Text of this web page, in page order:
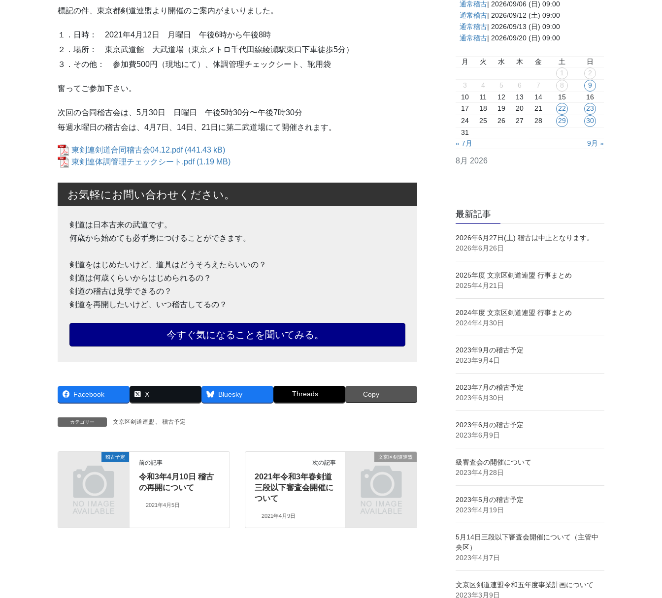
標記の件、東京都剣道連盟より開催のご案内がまいりました。
１．日時： 2021年4月12日 月曜日 午後6時から午後8時
２．場所： 東京武道館 大武道場（東京メトロ千代田線綾瀬駅東口下車徒歩5分）
３．その他： 参加費500円（現地にて）、体調管理チェックシート、靴用袋
奮ってご参加下さい。
次回の合同稽古会は、5月30日 日曜日 午後5時30分〜午後7時30分
毎週水曜日の稽古会は、4月7日、14日、21日に第二武道場にて開催されます。
東剣連剣道合同稽古会04.12.pdf
東剣連体調管理チェックシート.pdf
お気軽にお問い合わせください。
剣道は日本古来の武道です。
何歳から始めても必ず身につけることができます。
剣道をはじめたいけど、道具はどうそろえたらいいの？
剣道は何歳くらいからはじめられるの？
剣道の稽古は見学できるの？
剣道を再開したいけど、いつ稽古してるの？
今すぐ気になることを聞いてみる。
Facebook X Bluesky Threads Copy
カテゴリー 文京区剣道連盟 、 稽古予定
稽古予定
前の記事
令和3年4月10日 稽古
の再開について
2021年4月5日
文京区剣道連盟
次の記事
2021年令和3年春剣道
三段以下審査会開催に
ついて
2021年4月9日
通常稽古| 2026/09/06 (日) 09:00
通常稽古| 2026/09/12 (土) 09:00
通常稽古| 2026/09/13 (日) 09:00
通常稽古| 2026/09/20 (日) 09:00
8月 2026
月 火 水 木 金 土
日
1
2
3
4 5 6 7 8
9
10
11 12 13 14 15
16
17
18 19 20 21 22
23
24
25 26 27 28 29
30
31
« 7月
9月 »
最新記事
2026年6月27日(土) 稽古は中止となります。
2026年6月26日
2025年度 文京区剣道連盟 行事まとめ
2025年4月21日
2024年度 文京区剣道連盟 行事まとめ
2024年4月30日
2023年9月の稽古予定
2023年9月4日
2023年7月の稽古予定
2023年6月30日
2023年6月の稽古予定
2023年6月9日
級審査会の開催について
2023年4月28日
2023年5月の稽古予定
2023年4月19日
5月14日三段以下審査会開催について（主管中
央区）
2023年4月7日
文京区剣道連盟令和五年度事業計画について
2023年3月9日